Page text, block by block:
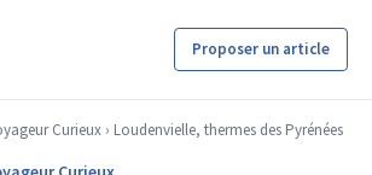
Proposer un article
Curieux › Loudenvielle, thermes des Pyrénées